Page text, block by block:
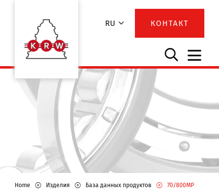
RU КОНТАКТ
Home Изделия База данных продуктов 70/800MP